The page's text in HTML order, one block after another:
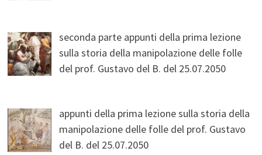
seconda parte appunti della prima lezione
sulla storia della manipolazione delle folle
del prof. Gustavo del B. del 25.07.2050
appunti della prima lezione sulla storia della
manipolazione delle folle del prof. Gustavo
del B. del 25.07.2050